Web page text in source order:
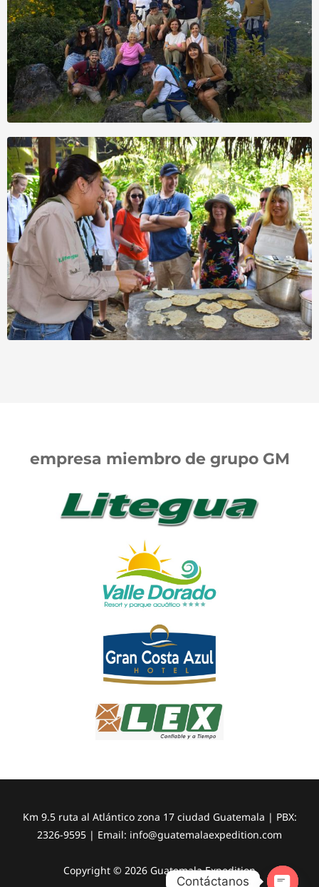
empresa miembro de grupo GM
Km 9.5 ruta al Atlántico zona 17 ciudad Guatemala | PBX:
2326-9595 | Email: info@guatemalaexpedition.com
Copyright © 2026 Guatemala Expedition
Contáctanos